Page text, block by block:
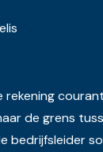
rekening
de grens
bedrijfsleider